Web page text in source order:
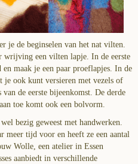
je de beginselen van het nat vilten.
wrijving een vilten lapje. In de eerste
maak je een paar proeflapjes. In de
je ook kunt versieren met vezels of
de eerste bijeenkomst. De derde
toe komt ook een bolvorm.
bezig geweest met handwerken.
meer tijd voor en heeft ze een aantal
Wolle, een atelier in Essen
aanbiedt in verschillende